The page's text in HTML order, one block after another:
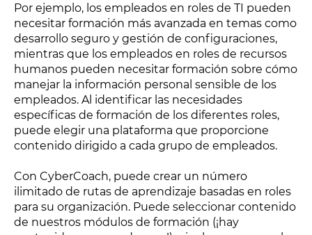
Por ejemplo, los empleados en roles de TI pueden
necesitar formación más avanzada en temas como
desarrollo seguro y gestión de configuraciones,
mientras que los empleados en roles de recursos
humanos pueden necesitar formación sobre cómo
manejar la información personal sensible de los
empleados. Al identificar las necesidades
específicas de formación de los diferentes roles,
puede elegir una plataforma que proporcione
contenido dirigido a cada grupo de empleados.
Con CyberCoach, puede crear un número
ilimitado de rutas de aprendizaje basadas en roles
para su organización. Puede seleccionar contenido
de nuestros módulos de formación (¡hay